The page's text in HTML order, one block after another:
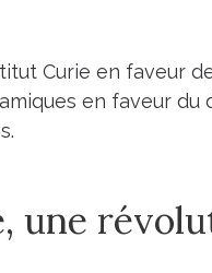
Curie en faveur
en faveur
une